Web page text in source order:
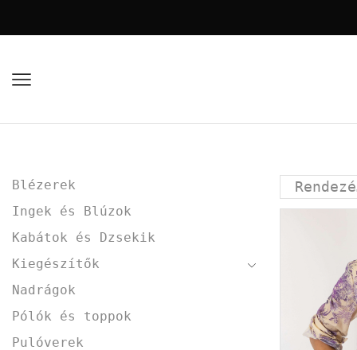
Blézerek
Ingek és Blúzok
Kabátok és Dzsekik
Kiegészítők
Nadrágok
Pólók és toppok
Pulóverek